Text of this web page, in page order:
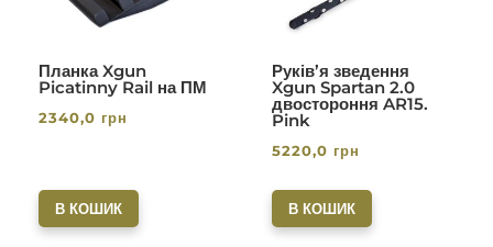
Планка Xgun
Picatinny Rail на ПМ
2340,0 грн
В КОШИК
Руків’я зведення
Xgun Spartan 2.0
двостороння AR15.
Pink
5220,0 грн
В КОШИК